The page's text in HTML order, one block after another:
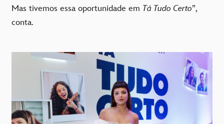
Mas tivemos essa oportunidade em Tá Tudo Certo”,
conta.